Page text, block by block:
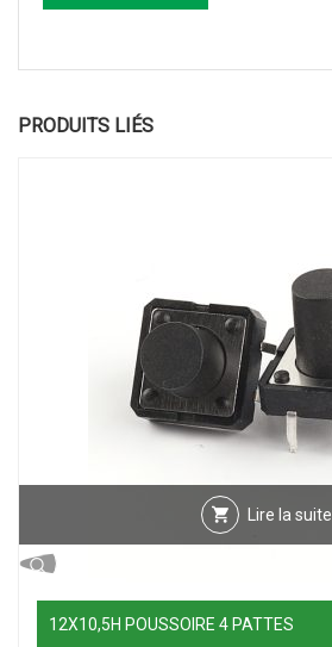
PRODUITS LIÉS
Lire la suite
12X10,5H POUSSOIRE 4 PATTES